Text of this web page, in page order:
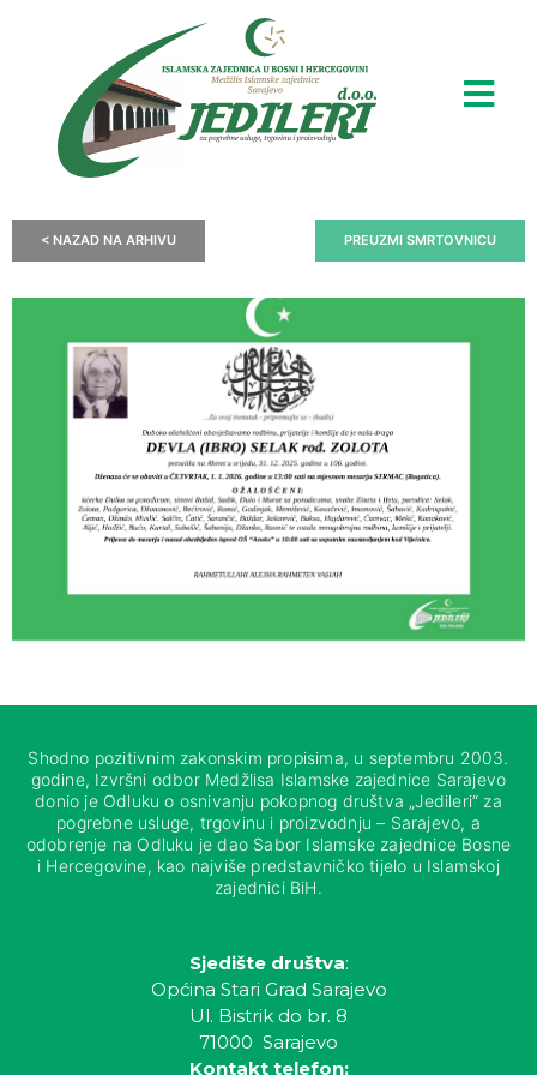
< NAZAD NA ARHIVU PREUZMI SMRTOVNICU
Shodno pozitivnim zakonskim propisima, u septembru 2003.
godine, Izvršni odbor Medžlisa Islamske zajednice Sarajevo
donio je Odluku o osnivanju pokopnog društva „Jedileri“ za
pogrebne usluge, trgovinu i proizvodnju – Sarajevo, a
odobrenje na Odluku je dao Sabor Islamske zajednice Bosne
i Hercegovine, kao najviše predstavničko tijelo u Islamskoj
zajednici BiH.
Sjedište društva:
Općina Stari Grad Sarajevo
Ul. Bistrik do br. 8
71000 Sarajevo
Kontakt telefon: